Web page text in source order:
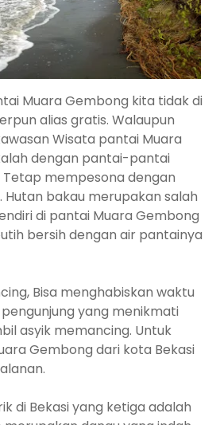
Muara Gembong kita tidak di
alias gratis. Walaupun
Wisata pantai Muara
dengan pantai-pantai
Tetap mempesona dengan
Hutan bakau merupakan salah
di pantai Muara Gembong
bersih dengan air pantainya
Bisa menghabiskan waktu
yang menikmati
asyik memancing. Untuk
Gembong dari kota Bekasi
di Bekasi yang ketiga adalah